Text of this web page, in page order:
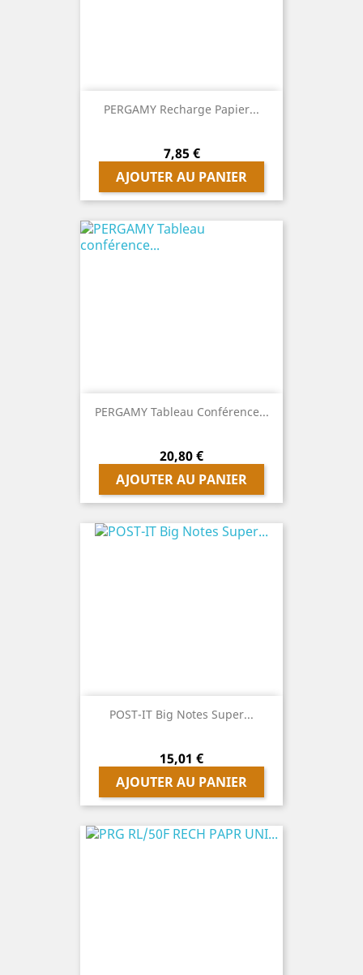
PERGAMY Recharge Papier...
Prix
7,85 €
AJOUTER AU PANIER
PERGAMY Tableau Conférence...
Prix
20,80 €
AJOUTER AU PANIER
POST-IT Big Notes Super...
Prix
15,01 €
AJOUTER AU PANIER